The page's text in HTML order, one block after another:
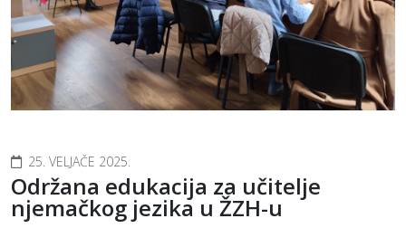
25. VELJAČE 2025.
Održana edukacija za učitelje
njemačkog jezika u ŽZH-u